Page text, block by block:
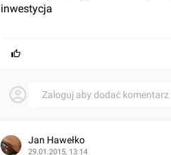
inwestycja
Zaloguj aby dodać komentarz
Jan Hawełko
29.01.2015, 13:14